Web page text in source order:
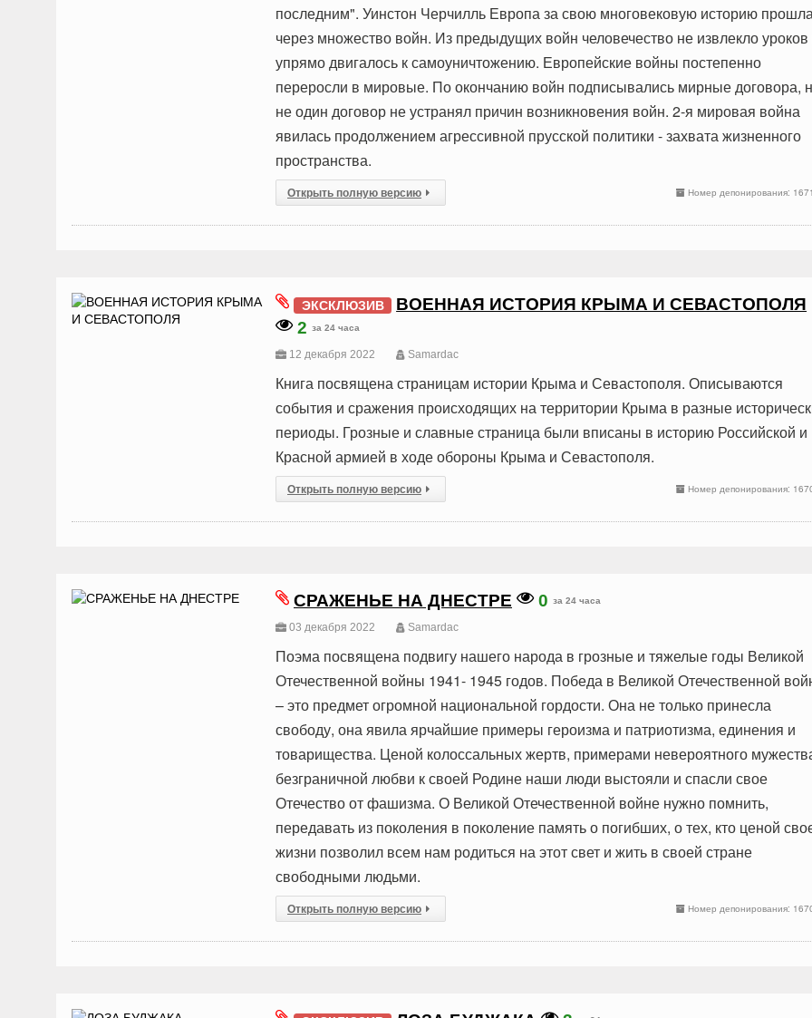
последним". Уинстон Черчилль Европа за свою многовековую историю
через множество войн. Из предыдущих войн человечество не извлекло уроков
упрямо двигалось к самоуничтожению. Европейские войны постепенно
переросли в мировые. По окончанию войн подписывались мирные договора,
не один договор не устранял причин возникновения войн. 2-я мировая война
явилась продолжением агрессивной прусской политики - захвата жизненного
пространства.
Номер депонирования:
Открыть полную версию
ЭКСКЛЮЗИВ
ВОЕННАЯ ИСТОРИЯ КРЫМА И СЕВАСТОПОЛЯ
2 за 24 часа
12 декабря 2022 Samardac
Книга посвящена страницам истории Крыма и Севастополя. Описываются
события и сражения происходящих на территории Крыма в разные
периоды. Грозные и славные страница были вписаны в историю Российской и
Красной армией в ходе обороны Крыма и Севастополя.
Номер депонирования:
Открыть полную версию
СРАЖЕНЬЕ НА ДНЕСТРЕ 0 за 24 часа
03 декабря 2022 Samardac
Поэма посвящена подвигу нашего народа в грозные и тяжелые годы Великой
Отечественной войны 1941- 1945 годов. Победа в Великой Отечественной
– это предмет огромной национальной гордости. Она не только принесла
свободу, она явила ярчайшие примеры героизма и патриотизма, единения и
товарищества. Ценой колоссальных жертв, примерами невероятного
безграничной любви к своей Родине наши люди выстояли и спасли свое
Отечество от фашизма. О Великой Отечественной войне нужно помнить,
передавать из поколения в поколение память о погибших, о тех, кто ценой
жизни позволил всем нам родиться на этот свет и жить в своей стране
свободными людьми.
Номер депонирования:
Открыть полную версию